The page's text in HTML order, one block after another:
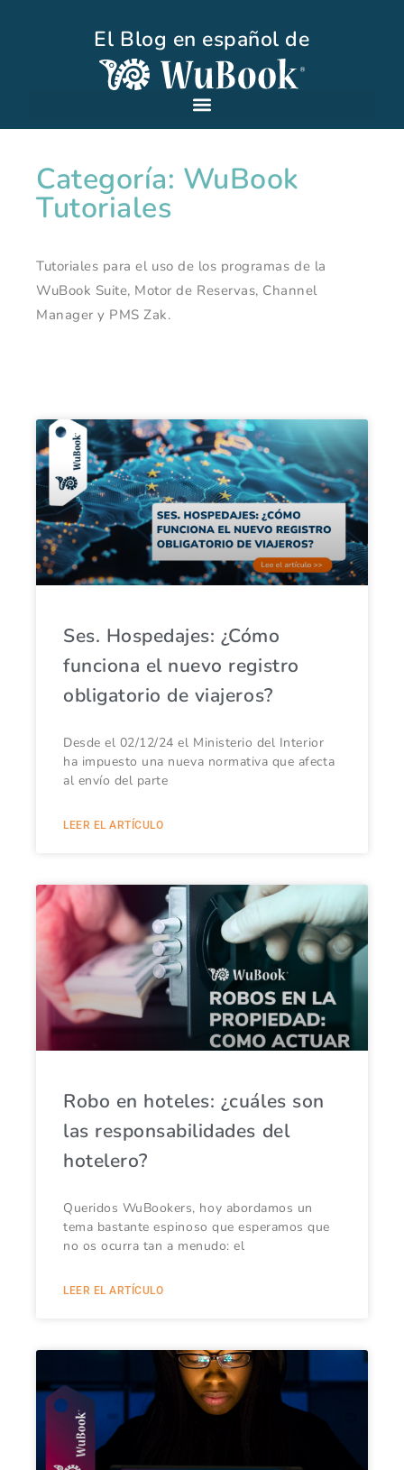
El Blog en español de
Categoría: WuBook
Tutoriales
Tutoriales para el uso de los programas de la
WuBook Suite, Motor de Reservas, Channel
Manager y PMS Zak.
Ses. Hospedajes: ¿Cómo
funciona el nuevo registro
obligatorio de viajeros?
Desde el 02/12/24 el Ministerio del Interior
ha impuesto una nueva normativa que afecta
al envío del parte
LEER EL ARTÍCULO
Robo en hoteles: ¿cuáles son
las responsabilidades del
hotelero?
Queridos WuBookers, hoy abordamos un
tema bastante espinoso que esperamos que
no os ocurra tan a menudo: el
LEER EL ARTÍCULO